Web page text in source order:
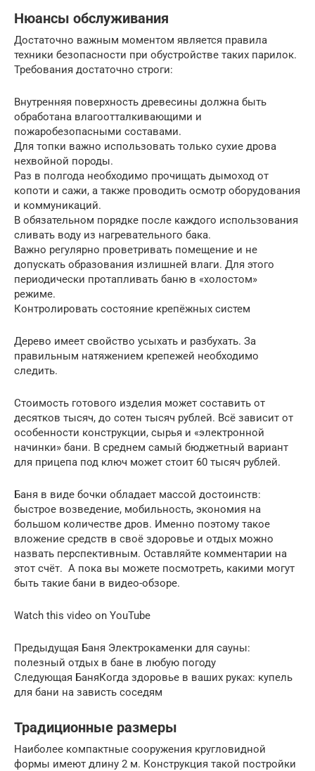
Нюансы обслуживания
Достаточно важным моментом является правила
техники безопасности при обустройстве таких парилок.
Требования достаточно строги:
Внутренняя поверхность древесины должна быть
обработана влагоотталкивающими и
пожаробезопасными составами.
Для топки важно использовать только сухие дрова
нехвойной породы.
Раз в полгода необходимо прочищать дымоход от
копоти и сажи, а также проводить осмотр оборудования
и коммуникаций.
В обязательном порядке после каждого использования
сливать воду из нагревательного бака.
Важно регулярно проветривать помещение и не
допускать образования излишней влаги. Для этого
периодически протапливать баню в «холостом»
режиме.
Контролировать состояние крепёжных систем
Дерево имеет свойство усыхать и разбухать. За
правильным натяжением крепежей необходимо
следить.
Стоимость готового изделия может составить от
десятков тысяч, до сотен тысяч рублей. Всё зависит от
особенности конструкции, сырья и «электронной
начинки» бани. В среднем самый бюджетный вариант
для прицепа под ключ может стоит 60 тысяч рублей.
Баня в виде бочки обладает массой достоинств:
быстрое возведение, мобильность, экономия на
большом количестве дров. Именно поэтому такое
вложение средств в своё здоровье и отдых можно
назвать перспективным. Оставляйте комментарии на
этот счёт. А пока вы можете посмотреть, какими могут
быть такие бани в видео-обзоре.
Watch this video on YouTube
Предыдущая Баня Электрокаменки для сауны:
полезный отдых в бане в любую погоду
Следующая БаняКогда здоровье в ваших руках: купель
для бани на зависть соседям
Традиционные размеры
Наиболее компактные сооружения кругловидной
формы имеют длину 2 м. Конструкция такой постройки